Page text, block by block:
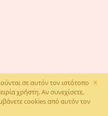
×
σε αυτόν τον ιστότοπο
χρήστη. Αν συνεχίσετε,
cookies από αυτόν τον
dezitech